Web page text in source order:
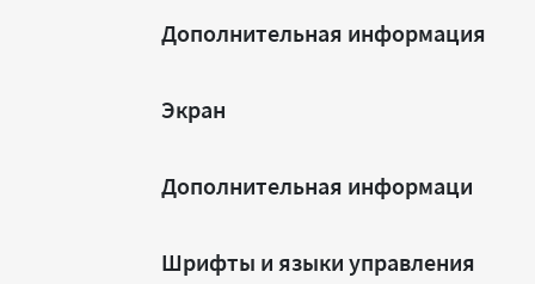
Дополнительная информация
Экран
Дополнительная информаци
Шрифты и языки управления